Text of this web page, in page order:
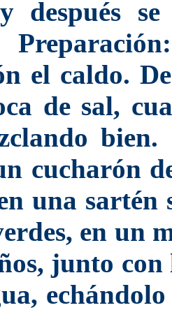
después
el caldo.
de sal,
cucharón
una sartén
en un
junto